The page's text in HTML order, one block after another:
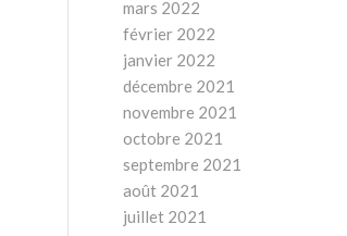
mars 2022
février 2022
janvier 2022
décembre 2021
novembre 2021
octobre 2021
septembre 2021
août 2021
juillet 2021